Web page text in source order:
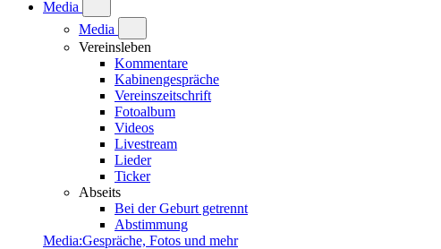
Media
Media
Vereinsleben
Kommentare
Kabinengespräche
Vereinszeitschrift
Fotoalbum
Videos
Livestream
Lieder
Ticker
Abseits
Bei der Geburt getrennt
Abstimmung
Media:Gespräche, Fotos und mehr